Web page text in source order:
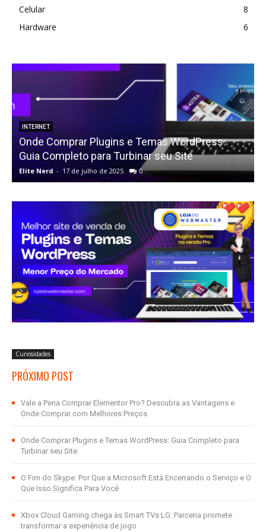
Celular
8
Hardware
6
INTERNET
Onde Comprar Plugins e Temas WordPress:
Guia Completo para Turbinar seu Site
Elite Nerd - 17 de julho de 2025 0
Curiosidades
PRÓXIMO POST
Vale a Pena Comprar Elementor Pro? Descubra as Vantagens e
Onde Comprar com Melhores Preços
Onde Comprar Plugins e Temas WordPress: Guia Completo para
Turbinar seu Site
O Fim do Skype: Por Que a Microsoft Está Encerrando o Serviço e O
Que Isso Significa Para Você
Xbox Cloud Gaming chega às Smart TVs LG: Parceria promete
transformar a experiência de jogo